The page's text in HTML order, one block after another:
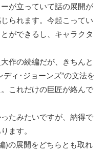
が立っていて話の展開が
られます。今起こってい
ができるし、キャラクタ
作の続編だが、きちんと
ィ･ジョーンズ”の文法を
これだけの巨匠が絡んで
たみたいですが、納得で
ます。
)の展開をどちらとも取れ